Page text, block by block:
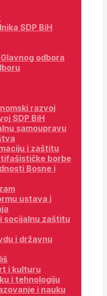
SDP BiH
odbora
razvoj
SDP BiH
samoupravu
i zaštitu
borbe
Bosne i
ustava i
socijalnu zaštitu
i državnu
i kulturu
i tehnologiju
i nauku